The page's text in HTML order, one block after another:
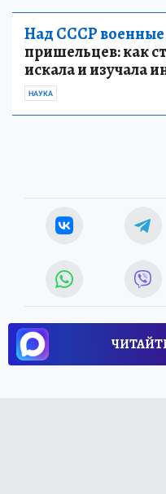
Над СССР военные
пришельцев: как
искала и изучала
НАУКА